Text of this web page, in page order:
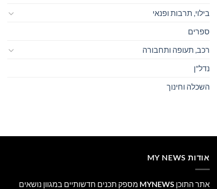
בילוי, תרבות ופנאי
ספרים
רכב, תעופה ותחבורה
נדל"ן
השכלה וחינוך
אודות MY NEWS
אתר התוכן MYNEWS מספק תכנים חדשותיים במגוון נושאים